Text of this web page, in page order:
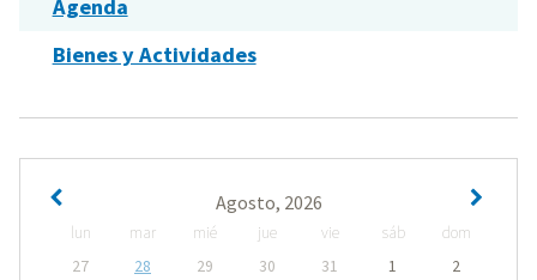
Agenda
Bienes y Actividades
Agosto, 2026
lun mar mié jue vie sáb
dom
27
28 29 30 31 1
2